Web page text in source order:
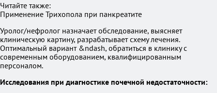
Читайте также:
Применение Трихопола при панкреатите
Уролог/нефролог назначает обследование, выясняет
клиническую картину, разрабатывает схему лечения.
Оптимальный вариант &ndash, обратиться в клинику с
современным оборудованием, квалифицированным
персоналом.
Исследования при диагностике почечной недостаточности: